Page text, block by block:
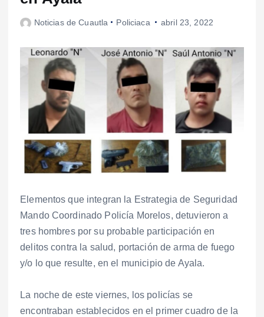
Noticias de Cuautla Policiaca abril 23, 2022
Elementos que integran la Estrategia de Seguridad
Mando Coordinado Policía Morelos, detuvieron a
tres hombres por su probable participación en
delitos contra la salud, portación de arma de fuego
y/o lo que resulte, en el municipio de Ayala.
La noche de este viernes, los policías se
encontraban establecidos en el primer cuadro de la